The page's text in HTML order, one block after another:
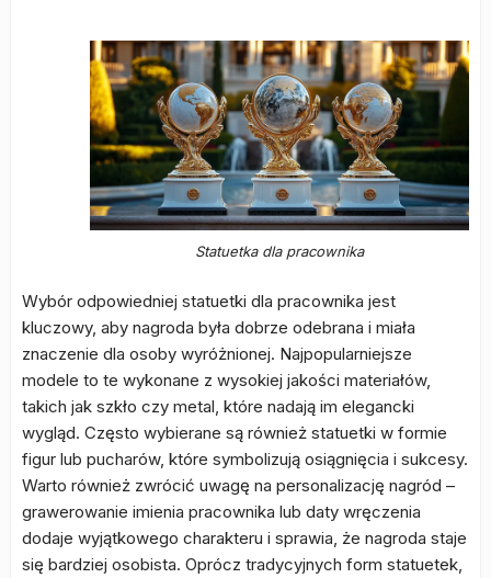
Statuetka dla pracownika
Wybór odpowiedniej statuetki dla pracownika jest
kluczowy, aby nagroda była dobrze odebrana i miała
znaczenie dla osoby wyróżnionej. Najpopularniejsze
modele to te wykonane z wysokiej jakości materiałów,
takich jak szkło czy metal, które nadają im elegancki
wygląd. Często wybierane są również statuetki w formie
figur lub pucharów, które symbolizują osiągnięcia i sukcesy.
Warto również zwrócić uwagę na personalizację nagród –
grawerowanie imienia pracownika lub daty wręczenia
dodaje wyjątkowego charakteru i sprawia, że nagroda staje
się bardziej osobista. Oprócz tradycyjnych form statuetek,